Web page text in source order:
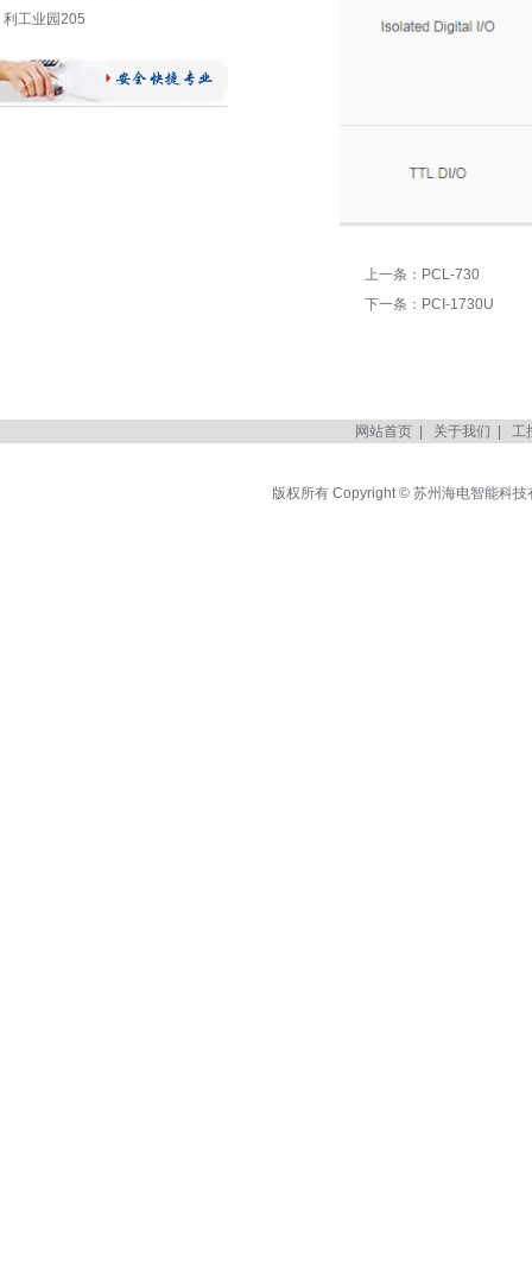
利工业园205
上一条： PCL-730
下一条： PCI-1730U
网站首页| 关于我们 工
版权所有 Copyright © 苏州海电智能科